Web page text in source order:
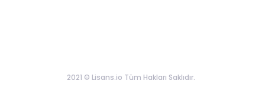
2021 © Lisans.io Tüm Hakları Saklıdır.